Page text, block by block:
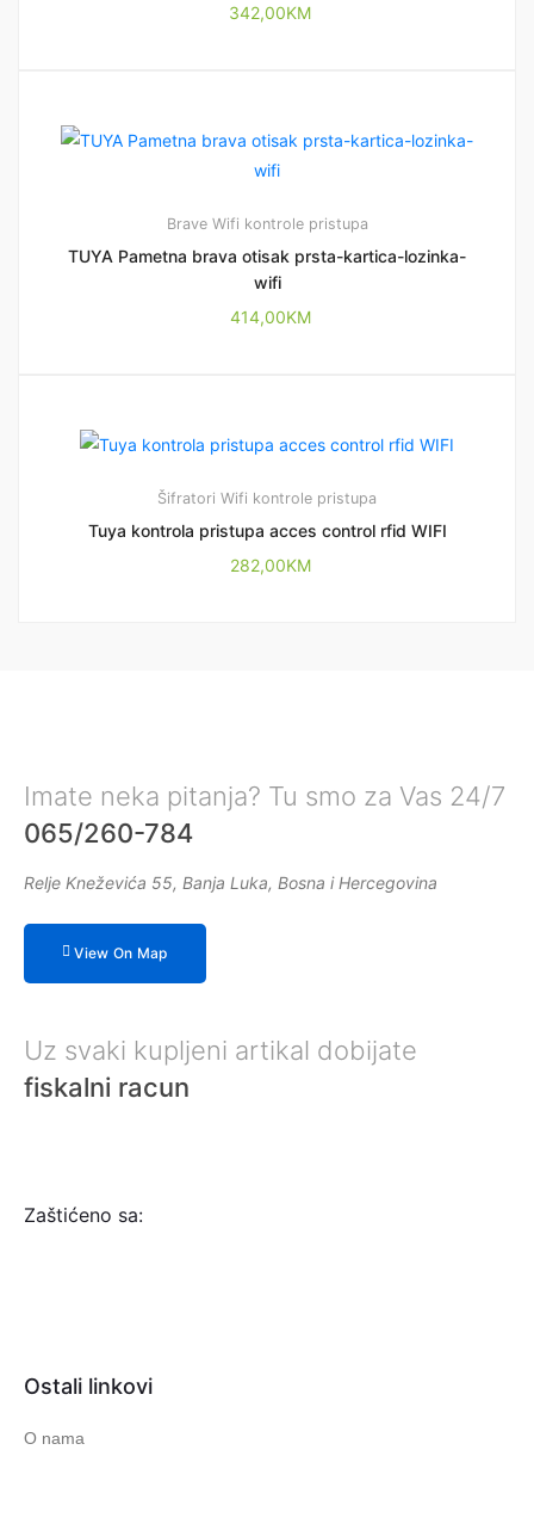
342,00KM
Brave Wifi kontrole pristupa
TUYA Pametna brava otisak prsta-kartica-lozinka-
wifi
414,00KM
Šifratori Wifi kontrole pristupa
Tuya kontrola pristupa acces control rfid WIFI
282,00KM
Imate neka pitanja? Tu smo za Vas 24/7
065/260-784
Relje Kneževića 55, Banja Luka, Bosna i Hercegovina
View On Map
Uz svaki kupljeni artikal dobijate
fiskalni racun
Zaštićeno sa:
Ostali linkovi
O nama